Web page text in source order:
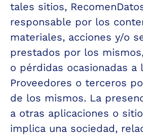
tales sitios,
responsable por los
materiales, acciones y/o
prestados por los
o pérdidas ocasionadas a
Proveedores o terceros
de los mismos. La
a otras aplicaciones o
implica una sociedad,